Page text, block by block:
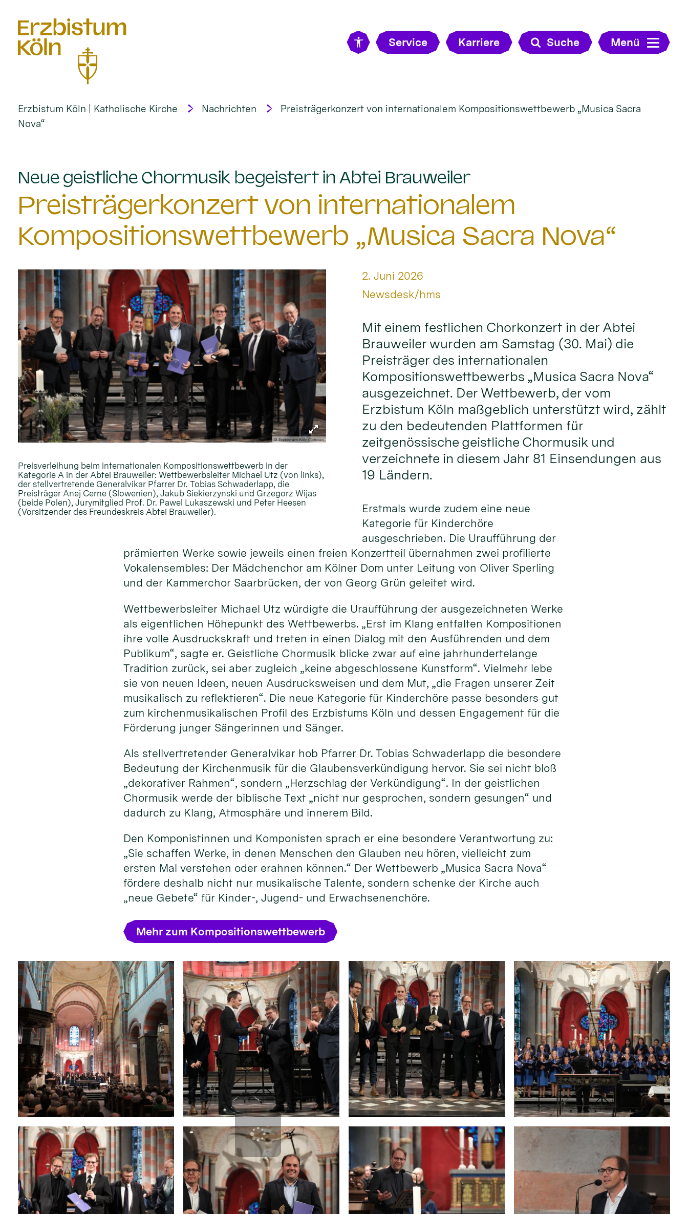
Service Karriere Suche Menü
Erzbistum Köln | Katholische Kirche Nachrichten
Preisträgerkonzert von internationalem Kompositionswettbewerb „Musica Sacra
Nova“
Neue geistliche Chormusik begeistert in Abtei Brauweiler:
Preisträgerkonzert von internationalem
Kompositionswettbewerb „Musica Sacra Nova“
© Erzbistum Köln/Schoon
Preisverleihung beim internationalen Kompositionswettbewerb in der
Kategorie A in der Abtei Brauweiler: Wettbewerbsleiter Michael Utz (von links),
der stellvertretende Generalvikar Pfarrer Dr. Tobias Schwaderlapp, die
Preisträger Anej Cerne (Slowenien), Jakub Siekierzynski und Grzegorz Wijas
(beide Polen), Jurymitglied Prof. Dr. Pawel Lukaszewski und Peter Heesen
(Vorsitzender des Freundeskreis Abtei Brauweiler).
Datum:
2. Juni 2026
Von:
Newsdesk/hms
Mit einem festlichen Chorkonzert in der Abtei
Brauweiler wurden am Samstag (30. Mai) die
Preisträger des internationalen
Kompositionswettbewerbs „Musica Sacra Nova“
ausgezeichnet. Der Wettbewerb, der vom
Erzbistum Köln maßgeblich unterstützt wird, zählt
zu den bedeutenden Plattformen für
zeitgenössische geistliche Chormusik und
verzeichnete in diesem Jahr 81 Einsendungen aus
19 Ländern.
Erstmals wurde zudem eine neue
Kategorie für Kinderchöre
ausgeschrieben. Die Uraufführung der
prämierten Werke sowie jeweils einen freien Konzertteil übernahmen zwei profilierte
Vokalensembles: Der Mädchenchor am Kölner Dom unter Leitung von Oliver Sperling
und der Kammerchor Saarbrücken, der von Georg Grün geleitet wird.
Wettbewerbsleiter Michael Utz würdigte die Uraufführung der ausgezeichneten Werke
als eigentlichen Höhepunkt des Wettbewerbs. „Erst im Klang entfalten Kompositionen
ihre volle Ausdruckskraft und treten in einen Dialog mit den Ausführenden und dem
Publikum“, sagte er. Geistliche Chormusik blicke zwar auf eine jahrhundertelange
Tradition zurück, sei aber zugleich „keine abgeschlossene Kunstform“. Vielmehr lebe
sie von neuen Ideen, neuen Ausdrucksweisen und dem Mut, „die Fragen unserer Zeit
musikalisch zu reflektieren“. Die neue Kategorie für Kinderchöre passe besonders gut
zum kirchenmusikalischen Profil des Erzbistums Köln und dessen Engagement für die
Förderung junger Sängerinnen und Sänger.
Als stellvertretender Generalvikar hob Pfarrer Dr. Tobias Schwaderlapp die besondere
Bedeutung der Kirchenmusik für die Glaubensverkündigung hervor. Sie sei nicht bloß
„dekorativer Rahmen“, sondern „Herzschlag der Verkündigung“. In der geistlichen
Chormusik werde der biblische Text „nicht nur gesprochen, sondern gesungen“ und
dadurch zu Klang, Atmosphäre und innerem Bild.
Den Komponistinnen und Komponisten sprach er eine besondere Verantwortung zu:
„Sie schaffen Werke, in denen Menschen den Glauben neu hören, vielleicht zum
ersten Mal verstehen oder erahnen können.“ Der Wettbewerb „Musica Sacra Nova“
fördere deshalb nicht nur musikalische Talente, sondern schenke der Kirche auch
„neue Gebete“ für Kinder-, Jugend- und Erwachsenenchöre.
Mehr zum Kompositionswettbewerb